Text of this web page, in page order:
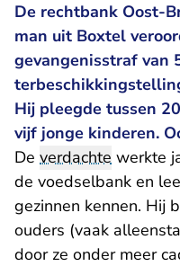
De rechtbank Oost-
man uit Boxtel
gevangenisstraf van
Hij pleegde tussen
vijf jonge kinderen.
De verdachte werkte
de voedselbank en
gezinnen kennen. Hij
ouders (vaak
door ze onder meer